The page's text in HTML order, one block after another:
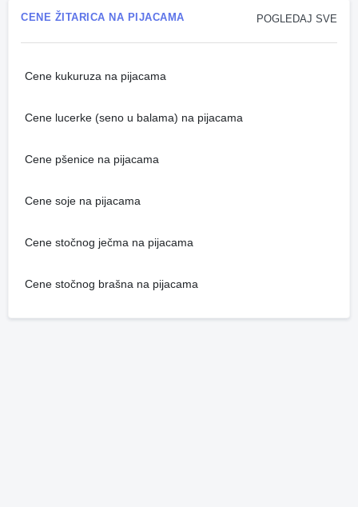
POGLEDAJ SVE
CENE ŽITARICA NA PIJACAMA
Cene kukuruza na pijacama
Cene lucerke (seno u balama) na pijacama
Cene pšenice na pijacama
Cene soje na pijacama
Cene stočnog ječma na pijacama
Cene stočnog brašna na pijacama